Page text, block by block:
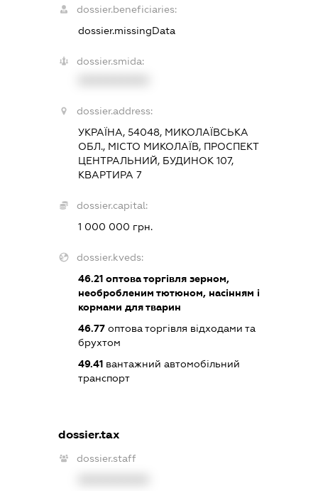
dossier.beneficiaries:
dossier.missingData
dossier.smida:
dossier.address:
УКРАЇНА, 54048, МИКОЛАЇВСЬКА
ОБЛ., МІСТО МИКОЛАЇВ, ПРОСПЕКТ
ЦЕНТРАЛЬНИЙ, БУДИНОК 107,
КВАРТИРА 7
dossier.capital:
1 000 000 грн.
dossier.kveds:
46.21оптова торгівля зерном,
необробленим тютюном, насінням і
кормами для тварин
46.77оптова торгівля відходами та
брухтом
49.41вантажний автомобільний
транспорт
dossier.tax
dossier.staff